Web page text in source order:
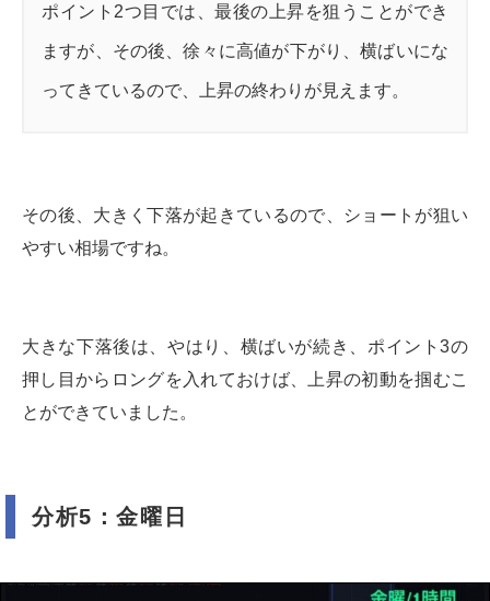
ポイント2つ目では、最後の上昇を狙うことができ
ますが、その後、徐々に高値が下がり、横ばいにな
ってきているので、上昇の終わりが見えます。
その後、大きく下落が起きているので、ショートが狙い
やすい相場ですね。
大きな下落後は、やはり、横ばいが続き、ポイント3の
押し目からロングを入れておけば、上昇の初動を掴むこ
とができていました。
分析5：金曜日